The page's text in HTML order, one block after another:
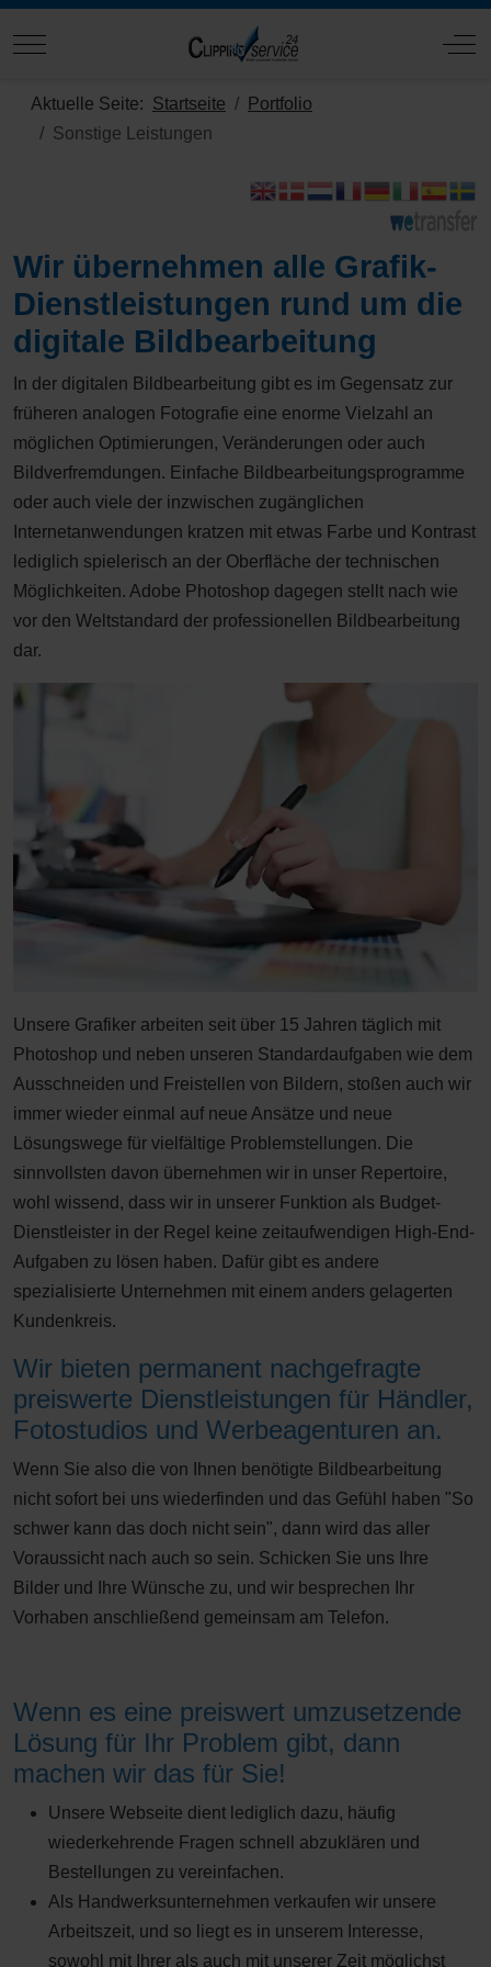
Mobile Menu Toggle Off-
Aktuelle Seite: Startseite
Portfolio
Sonstige Leistungen
Wir übernehmen alle Grafik-
Dienstleistungen rund um die
digitale Bildbearbeitung
In der digitalen Bildbearbeitung gibt es im Gegensatz zur
früheren analogen Fotografie eine enorme Vielzahl an
möglichen Optimierungen, Veränderungen oder auch
Bildverfremdungen. Einfache Bildbearbeitungsprogramme
oder auch viele der inzwischen zugänglichen
Internetanwendungen kratzen mit etwas Farbe und Kontrast
lediglich spielerisch an der Oberfläche der technischen
Möglichkeiten. Adobe Photoshop dagegen stellt nach wie
vor den Weltstandard der professionellen Bildbearbeitung
dar.
Unsere Grafiker arbeiten seit über 15 Jahren täglich mit
Photoshop und neben unseren Standardaufgaben wie dem
Ausschneiden und Freistellen von Bildern, stoßen auch wir
immer wieder einmal auf neue Ansätze und neue
Lösungswege für vielfältige Problemstellungen. Die
sinnvollsten davon übernehmen wir in unser Repertoire,
wohl wissend, dass wir in unserer Funktion als Budget-
Dienstleister in der Regel keine zeitaufwendigen High-End-
Aufgaben zu lösen haben. Dafür gibt es andere
spezialisierte Unternehmen mit einem anders gelagerten
Kundenkreis.
Wir bieten permanent nachgefragte
preiswerte Dienstleistungen für Händler,
Fotostudios und Werbeagenturen an.
Wenn Sie also die von Ihnen benötigte Bildbearbeitung
nicht sofort bei uns wiederfinden und das Gefühl haben "So
schwer kann das doch nicht sein", dann wird das aller
Voraussicht nach auch so sein. Schicken Sie uns Ihre
Bilder und Ihre Wünsche zu, und wir besprechen Ihr
Vorhaben anschließend gemeinsam am Telefon.
Wenn es eine preiswert umzusetzende
Lösung für Ihr Problem gibt, dann
machen wir das für Sie!
Unsere Webseite dient lediglich dazu, häufig
wiederkehrende Fragen schnell abzuklären und
Bestellungen zu vereinfachen.
Als Handwerksunternehmen verkaufen wir unsere
Arbeitszeit, und so liegt es in unserem Interesse,
sowohl mit Ihrer als auch mit unserer Zeit möglichst